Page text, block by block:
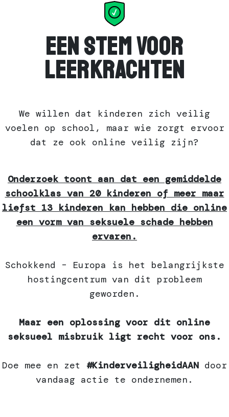
Een stem voor
leerkrachten
We willen dat kinderen zich veilig
voelen op school, maar wie zorgt ervoor
dat ze ook online veilig zijn?
Onderzoek toont aan dat een gemiddelde
schoolklas van 20 kinderen of meer maar
liefst 13 kinderen kan hebben die online
een vorm van seksuele schade hebben
ervaren.
Schokkend – Europa is het belangrijkste
hostingcentrum van dit probleem
geworden.
Maar een oplossing voor dit online
seksueel misbruik ligt recht voor ons.
Doe mee en zet #KinderveiligheidAAN door
vandaag actie te ondernemen.